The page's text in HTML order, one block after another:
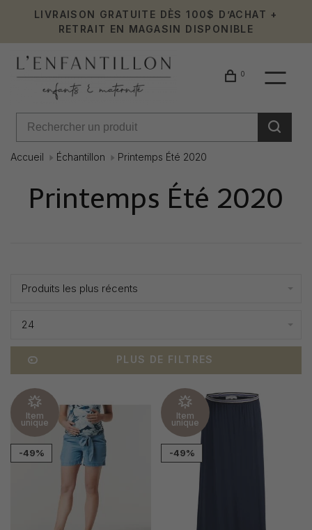
LIVRAISON GRATUITE DÈS 100$ D’ACHAT +
RETRAIT EN MAGASIN DISPONIBLE
0
Accueil Échantillon Printemps Été 2020
Printemps Été 2020
Produits les plus récents
24
PLUS DE FILTRES
Item
unique
-49%
Item
unique
-49%